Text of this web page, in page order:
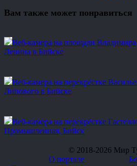
Вам также может понравиться
Веб-камера на площади Владимира
Ленина в Бийске
Веб-камера на перекрёстке
Липового в Бийске
Веб-камера на перекрёстке
Промышленная, Бийск
© 2018-2026 Мир
О портале